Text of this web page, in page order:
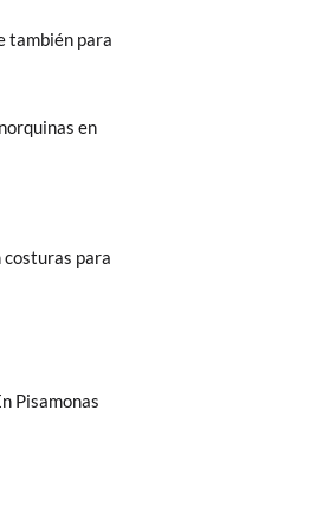
también para
en
costuras para
Pisamonas